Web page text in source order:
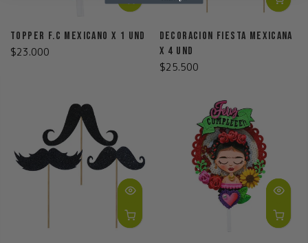
Topper F.C Mexicano X 1 Und
$23.000
Decoracion Fiesta Mexicana
X 4 Und
$25.500